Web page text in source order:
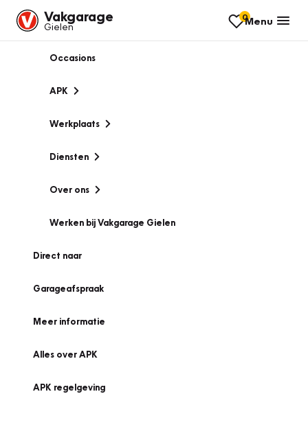
Vakgarage
Gielen
0Menu
Occasions
APK
Werkplaats
Diensten
Over ons
Werken bij Vakgarage Gielen
Direct naar
Garageafspraak
Meer informatie
Alles over APK
APK regelgeving